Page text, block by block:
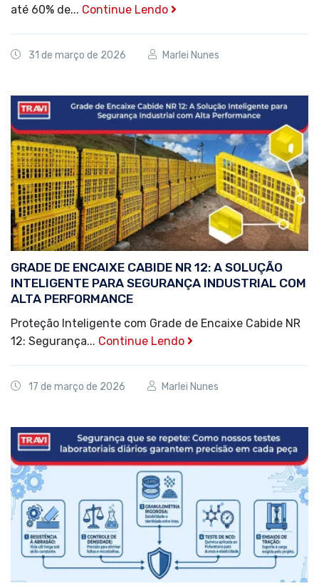
até 60% de... Continue Lendo
31 de março de 2026 Marlei Nunes
GRADE DE ENCAIXE CABIDE NR 12: A SOLUÇÃO
INTELIGENTE PARA SEGURANÇA INDUSTRIAL COM
ALTA PERFORMANCE
Proteção Inteligente com Grade de Encaixe Cabide NR
12: Segurança... Continue Lendo
17 de março de 2026 Marlei Nunes